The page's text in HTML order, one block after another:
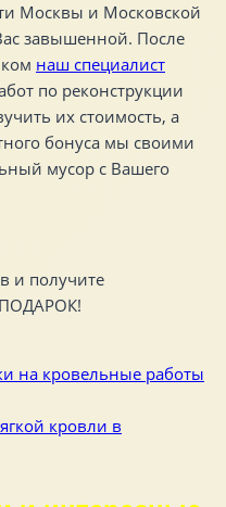
Москвы и Московской
завышенной. После
наш специалист
по реконструкции
их стоимость, а
бонуса мы своими
мусор с Вашего
и получите
на кровельные работы
кровли в